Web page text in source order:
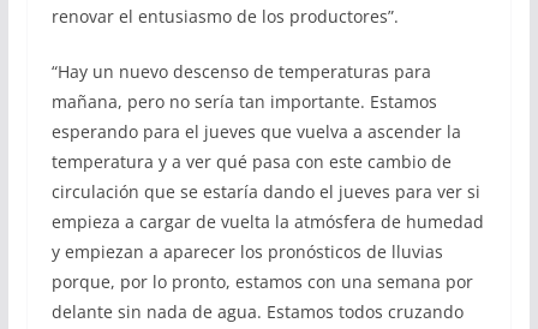
renovar el entusiasmo de los productores”.
“Hay un nuevo descenso de temperaturas para
mañana, pero no sería tan importante. Estamos
esperando para el jueves que vuelva a ascender la
temperatura y a ver qué pasa con este cambio de
circulación que se estaría dando el jueves para ver si
empieza a cargar de vuelta la atmósfera de humedad
y empiezan a aparecer los pronósticos de lluvias
porque, por lo pronto, estamos con una semana por
delante sin nada de agua. Estamos todos cruzando